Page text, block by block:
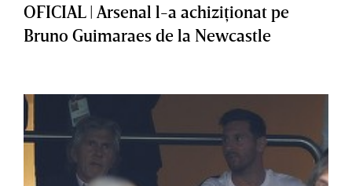
OFICIAL | Arsenal l-a achiziţionat pe
Bruno Guimaraes de la Newcastle